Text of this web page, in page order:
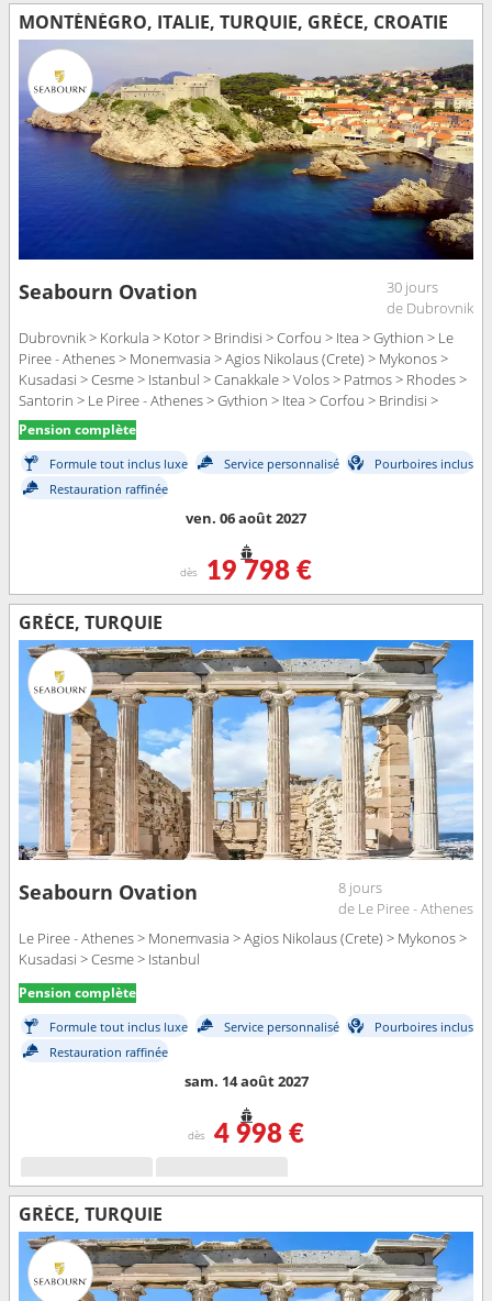
MONTÉNÉGRO, ITALIE, TURQUIE, GRÈCE, CROATIE
Seabourn Ovation
30 jours
de Dubrovnik
Dubrovnik > Korkula > Kotor > Brindisi > Corfou > Itea > Gythion > Le
Piree - Athenes > Monemvasia > Agios Nikolaus (Crete) > Mykonos >
Kusadasi > Cesme > Istanbul > Canakkale > Volos > Patmos > Rhodes >
Santorin > Le Piree - Athenes > Gythion > Itea > Corfou > Brindisi >
Kotor > Dubrovnik
Pension complète
Formule tout inclus luxe Service personnalisé
Pourboires inclus
Restauration raffinée
ven. 06 août 2027
dès 19 798 €
GRÈCE, TURQUIE
Seabourn Ovation
8 jours
de Le Piree - Athenes
Le Piree - Athenes > Monemvasia > Agios Nikolaus (Crete) > Mykonos >
Kusadasi > Cesme > Istanbul
Pension complète
Formule tout inclus luxe Service personnalisé
Pourboires inclus
Restauration raffinée
sam. 14 août 2027
dès 4 998 €
GRÈCE, TURQUIE